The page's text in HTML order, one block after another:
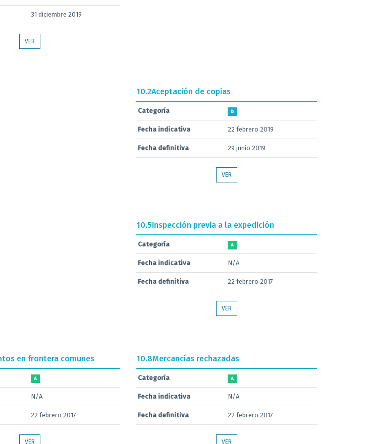
31 diciembre 2019
VER
10.2Aceptación de copias
Categoría B
Fecha indicativa 22 febrero 2019
Fecha definitiva 29 junio 2019
VER
10.5Inspección previa a la expedición
Categoría A
Fecha indicativa N/A
Fecha definitiva 22 febrero 2017
VER
en frontera comunes
A
N/A
22 febrero 2017
VER
10.8Mercancías rechazadas
Categoría A
Fecha indicativa N/A
Fecha definitiva 22 febrero 2017
VER